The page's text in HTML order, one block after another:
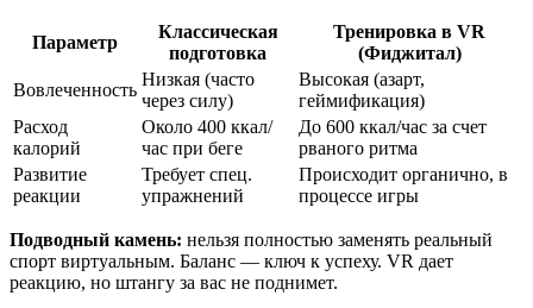
Параметр
Классическая
подготовка
Тренировка в VR
(Фиджитал)
Вовлеченность
Низкая (часто
через силу)
Высокая (азарт,
геймификация)
Расход
калорий
Около 400 ккал/
час при беге
До 600 ккал/час за счет
рваного ритма
Развитие
реакции
Требует спец.
упражнений
Происходит органично, в
процессе игры
Подводный камень: нельзя полностью заменять реальный
спорт виртуальным. Баланс — ключ к успеху. VR дает
реакцию, но штангу за вас не поднимет.